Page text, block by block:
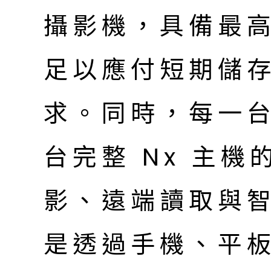
攝影機，具備最
足以應付短期儲
求。同時，每一
台完整 Nx 主機
影、遠端讀取與
是透過手機、平